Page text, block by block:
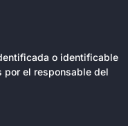
o identificable
por el responsable del